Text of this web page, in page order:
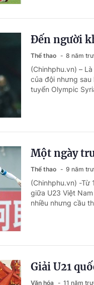
Đến người
Thể thao 8 năm
(Chinhphu.vn) –
của đội nhưng
tuyển Olympic
Một ngày
Thể thao 9 năm
(Chinhphu.vn) -Từ
giữa U23 Việt
nhiều nhưng cầu
Giải U21
Văn hóa 11 năm